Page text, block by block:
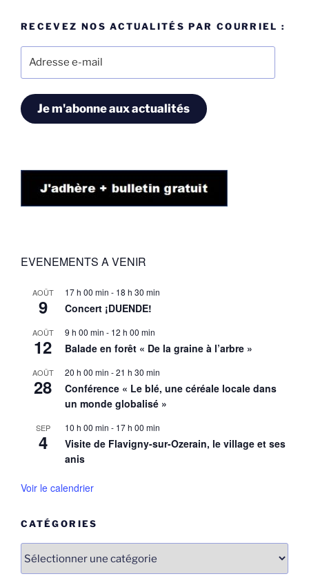
RECEVEZ NOS ACTUALITÉS PAR COURRIEL :
Je m'abonne aux actualités
EVENEMENTS A VENIR
AOÛT
9
17 h 00 min - 18 h 30 min
Concert ¡DUENDE!
AOÛT
12
9 h 00 min - 12 h 00 min
Balade en forêt « De la graine à l’arbre »
AOÛT
28
20 h 00 min -21 h 30 min
Conférence « Le blé, une céréale locale dans
un monde globalisé »
SEP
4
10 h 00 min - 17 h 00 min
Visite de Flavigny-sur-Ozerain, le village et ses
anis
Voir le calendrier
CATÉGORIES